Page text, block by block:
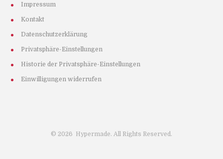
Impressum
Kontakt
Datenschutzerklärung
Privatsphäre-Einstellungen
Historie der Privatsphäre-Einstellungen
Einwilligungen widerrufen
© 2026 Hypermade. All Rights Reserved.